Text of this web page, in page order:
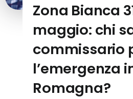
Zona Bianca
maggio: chi
commissario
l’emergenza
Romagna?